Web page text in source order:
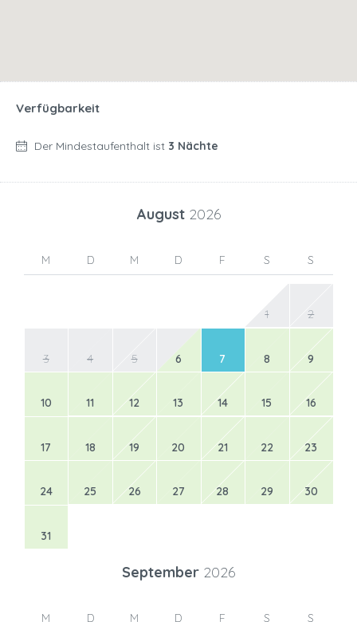
Verfügbarkeit
Der Mindestaufenthalt ist 3 Nächte
August 2026
M D M D F S S
1 2
3 4 5 6 7 8 9
10 11 12 13 14 15 16
17 18 19 20 21 22 23
24 25 26 27 28 29 30
31
September 2026
M D M D F S S